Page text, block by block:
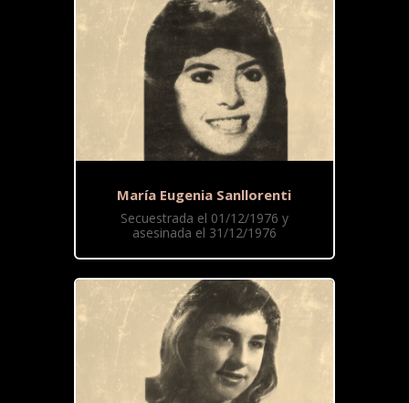
María Eugenia Sanllorenti
Secuestrada el 01/12/1976 y
asesinada el 31/12/1976